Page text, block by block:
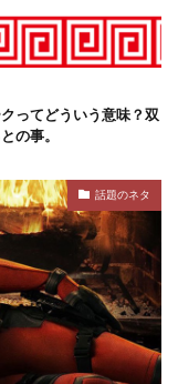
ってどういう意味？双
の事。
話題のネタ